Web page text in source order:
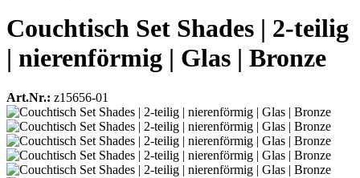
Couchtisch Set Shades | 2-teilig
| nierenförmig | Glas | Bronze
Art.Nr.: z15656-01